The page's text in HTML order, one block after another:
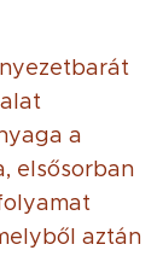
a
elsősorban
aztán